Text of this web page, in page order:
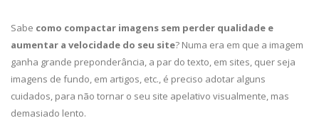
Sabe como compactar imagens sem perder qualidade e
aumentar a velocidade do seu site? Numa era em que a imagem
ganha grande preponderância, a par do texto, em sites, quer seja
imagens de fundo, em artigos, etc., é preciso adotar alguns
cuidados, para não tornar o seu site apelativo visualmente, mas
demasiado lento.